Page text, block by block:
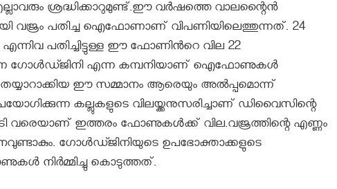
ശ്രദ്ധിക്കാറുമുണ്ട്.ഈ വർഷത്തെ വാലന്റൈന്‍
വജ്രം പതിച്ച ഐഫോണാണ് വിപണിയിലെത്തുന്നത്. 24
പതിച്ചിട്ടുള്ള ഈ ഫോണിൻറെ വില 22
ഗോള്‍ഡ്ജിനി എന്ന കമ്പനിയാണ് ഐഫോണുകള്‍
തയ്യാറാക്കിയ ഈ സമ്മാനം ആരെയും അല്‍പ്പമൊന്ന്
കല്ലുകളുടെ വിലയ്ക്കനുസരിച്ചാണ് ഡിവൈസിന്റെ
വരെയാണ് ഇത്തരം ഫോണുകൾക്ക് വില.വജ്രത്തിന്റെ എണ്ണം
ഗോള്‍ഡ്ജിനിയുടെ ഉപഭോക്താക്കളുടെ
നിര്‍മ്മിച്ചു കൊടുത്തത്.